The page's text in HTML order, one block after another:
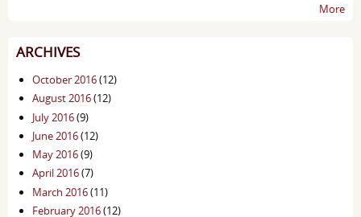
More
ARCHIVES
October 2016(12)
August 2016(12)
July 2016(9)
June 2016(12)
May 2016(9)
April 2016(7)
March 2016(11)
February 2016(12)